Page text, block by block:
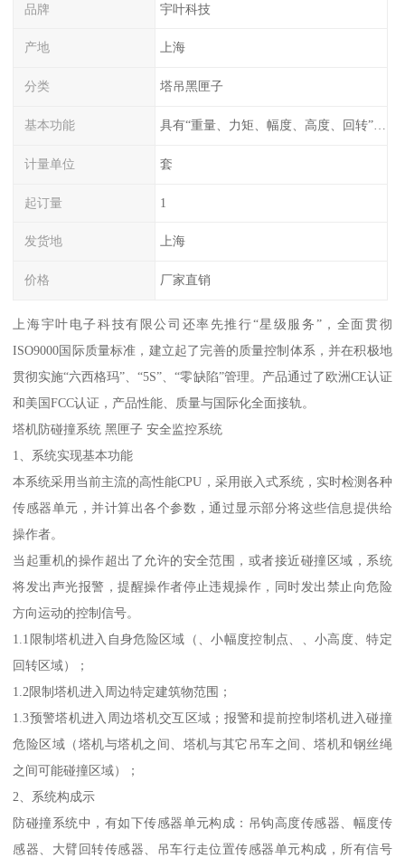
品牌 宇叶科技
产地 上海
分类 塔吊黑匣子
基本功能 具有“重量、力矩、幅度、高度、回转”等参数的显示、记录、报警功能。
计量单位 套
起订量 1
发货地 上海
价格 厂家直销
上海宇叶电子科技有限公司还率先推行“星级服务”，全面贯彻
ISO9000国际质量标准，建立起了完善的质量控制体系，并在积极地
贯彻实施“六西格玛”、“5S”、“零缺陷”管理。产品通过了欧洲CE认证
和美国FCC认证，产品性能、质量与国际化全面接轨。
塔机防碰撞系统 黑匣子 安全监控系统
1、系统实现基本功能
本系统采用当前主流的高性能CPU，采用嵌入式系统，实时检测各种
传感器单元，并计算出各个参数，通过显示部分将这些信息提供给
操作者。
当起重机的操作超出了允许的安全范围，或者接近碰撞区域，系统
将发出声光报警，提醒操作者停止违规操作，同时发出禁止向危险
方向运动的控制信号。
1.1限制塔机进入自身危险区域（、小幅度控制点、、小高度、特定
回转区域）；
1.2限制塔机进入周边特定建筑物范围；
1.3预警塔机进入周边塔机交互区域；报警和提前控制塔机进入碰撞
危险区域（塔机与塔机之间、塔机与其它吊车之间、塔机和钢丝绳
之间可能碰撞区域）；
2、系统构成示
防碰撞系统中，有如下传感器单元构成：吊钩高度传感器、幅度传
感器、大臂回转传感器、吊车行走位置传感器单元构成，所有信号